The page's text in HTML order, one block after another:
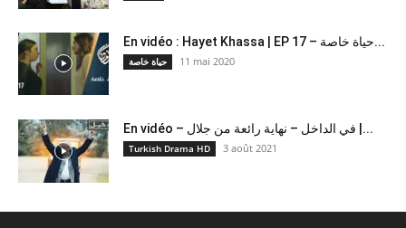
En vidéo : Hayet Khassa | EP 17 – حياة خاصة...
حياة خاصة 11 mai 2020
En vidéo – في الداخل – نهاية رائعة من جلال |...
Turkish Drama HD 3 août 2021